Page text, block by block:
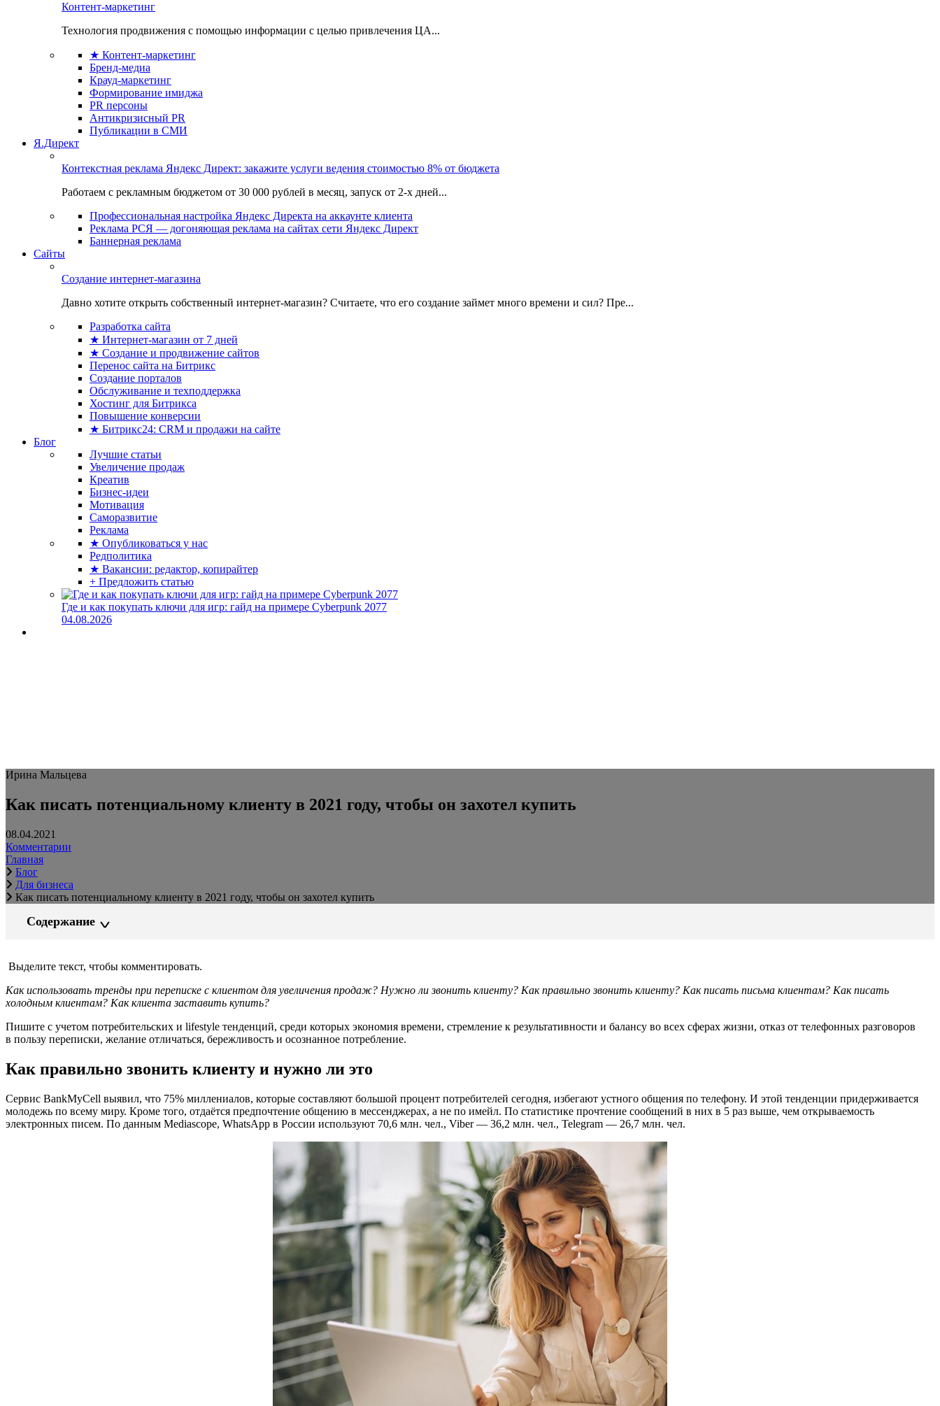
Контент-маркетинг
Технология продвижения с помощью информации с целью привлечения ЦА...
★ Контент-маркетинг
Бренд-медиа
Крауд-маркетинг
Формирование имиджа
PR персоны
Антикризисный PR
Публикации в СМИ
Я.Директ
Контекстная реклама Яндекс Директ: закажите услуги ведения стоимостью 8% от бюджета
Работаем с рекламным бюджетом от 30 000 рублей в месяц, запуск от 2-х дней...
Профессиональная настройка Яндекс Директа на аккаунте клиента
Реклама РСЯ — догоняющая реклама на сайтах сети Яндекс Директ
Баннерная реклама
Сайты
Создание интернет-магазина
Давно хотите открыть собственный интернет-магазин? Считаете, что его создание займет много времени и сил? Пре...
Разработка сайта
★ Интернет-магазин от 7 дней
★ Создание и продвижение сайтов
Перенос сайта на Битрикс
Создание порталов
Обслуживание и техподдержка
Хостинг для Битрикса
Повышение конверсии
★ Битрикс24: CRM и продажи на сайте
Блог
Лучшие статьи
Увеличение продаж
Креатив
Бизнес-идеи
Мотивация
Саморазвитие
Реклама
★ Опубликоваться у нас
Редполитика
★ Вакансии: редактор, копирайтер
+ Предложить статью
Где и как покупать ключи для игр: гайд на примере Cyberpunk 2077
04.08.2026
Ирина Мальцева
Как писать потенциальному клиенту в 2021 году, чтобы он захотел купить
08.04.2021
Комментарии
Главная
Блог
Для бизнеса
Как писать потенциальному клиенту в 2021 году, чтобы он захотел купить
Содержание
Выделите текст, чтобы комментировать.
Как использовать тренды при переписке с клиентом для увеличения продаж? Нужно ли звонить клиенту? Как правильно звонить клиенту? Как писать письма клиентам? Как писать
холодным клиентам? Как клиента заставить купить?
Пишите с учетом потребительских и lifestyle тенденций, среди которых экономия времени, стремление к результативности и балансу во всех сферах жизни, отказ от телефонных разговоров
в пользу переписки, желание отличаться, бережливость и осознанное потребление.
Как правильно звонить клиенту и нужно ли это
Сервис BankMyCell выявил, что 75% миллениалов, которые составляют большой процент потребителей сегодня, избегают устного общения по телефону. И этой тенденции придерживается
молодежь по всему миру. Кроме того, отдаётся предпочтение общению в мессенджерах, а не по имейл. По статистике прочтение сообщений в них в 5 раз выше, чем открываемость
электронных писем. По данным Mediascope, WhatsApp в России используют 70,6 млн. чел., Viber — 36,2 млн. чел., Telegram — 26,7 млн. чел.